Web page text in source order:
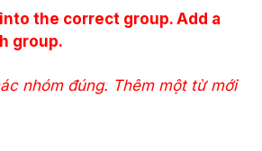
the correct group. Add a
group.
nhóm đúng. Thêm một từ mới